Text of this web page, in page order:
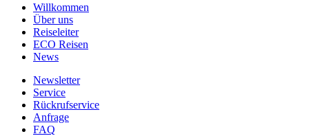
Willkommen
Über uns
Reiseleiter
ECO Reisen
News
Newsletter
Service
Rückrufservice
Anfrage
FAQ